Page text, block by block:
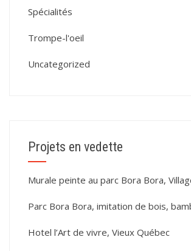
Spécialités
Trompe-l'oeil
Uncategorized
Projets en vedette
Murale peinte au parc Bora Bora,
Parc Bora Bora, imitation de bois,
Hotel l’Art de vivre, Vieux Québec